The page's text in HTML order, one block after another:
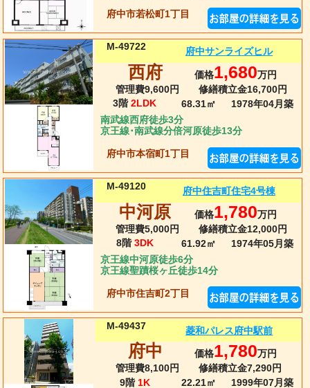
府中市若松町1丁目
M-49722 府中サンライズヒル
西府 価格1,680万円
管理費9,600円
修繕積立金16,700円
3階 2LDK 68.31㎡ 1978年04月 築
南武線西府徒歩3分
京王線･南武線分倍河原徒歩13分
府中市本宿町1丁目
M-49120 府中住吉町住宅4号棟
中河原 価格1,780万円
管理費5,000円
修繕積立金12,000円
8階 3DK 61.92㎡ 1974年05月築
京王線中河原徒歩6分
京王線聖蹟桜ヶ丘徒歩14分
府中市住吉町2丁目
M-49437 菱和パレス府中駅前
府中 価格1,780万円
管理費8,100円
修繕積立金7,290円
9階 1K 22.21㎡ 1999年07月 築